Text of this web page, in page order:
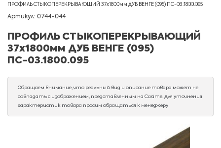
ПРОФИЛЬ СТЫКОПЕРЕКРЫВАЮЩИЙ 37х1800мм ДУБ ВЕНГЕ (095) ПС-03.1800.095
Артикул: 0744-044
ПРОФИЛЬ СТЫКОПЕРЕКРЫВАЮЩИЙ
37х1800мм ДУБ ВЕНГЕ (095)
ПС-03.1800.095
Обращаем внимание, что реальный вид и описание товара может не
совпадать с изображением, представленным на Сайте. Для уточнения
характеристик товара просим обращаться к менеджеру